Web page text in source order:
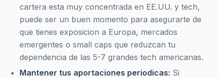
cartera esta muy concentrada en EE.UU. y tech,
puede ser un buen momento para asegurarte de
que tienes exposicion a Europa, mercados
emergentes o small caps que reduzcan tu
dependencia de las 5-7 grandes tech americanas.
Mantener tus aportaciones periodicas: Si